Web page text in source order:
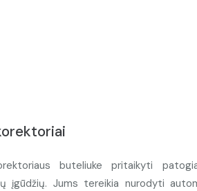
buteliuke pritaikyti
įgūdžių. Jums tereikia nurodyti